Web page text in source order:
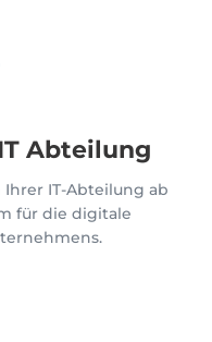
Abteilung
Ihrer IT-Abteilung ab
für die digitale
.